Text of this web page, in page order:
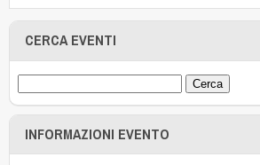
CERCA EVENTI
INFORMAZIONI EVENTO